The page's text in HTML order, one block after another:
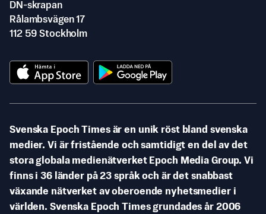
DN-skrapan
Rålambsvägen 17
112 59 Stockholm
Svenska Epoch Times är en unik röst bland svenska
medier. Vi är fristående och samtidigt en del av det
stora globala medienätverket Epoch Media Group. Vi
finns i 36 länder på 23 språk och är det snabbast
växande nätverket av oberoende nyhetsmedier i
världen. Svenska Epoch Times grundades år 2006